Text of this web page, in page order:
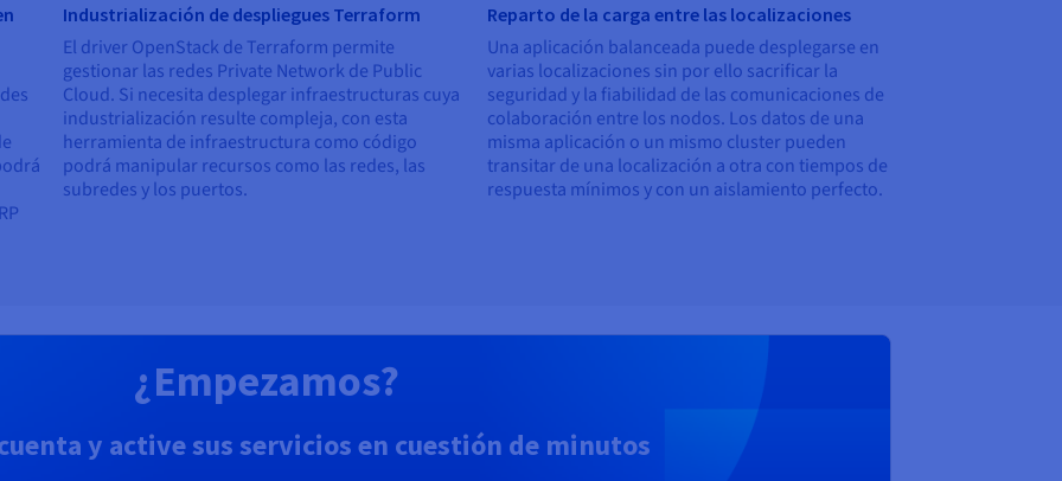
Industrialización de despliegues Terraform
El driver OpenStack de Terraform permite
gestionar las redes Private Network de Public
Cloud. Si necesita desplegar infraestructuras cuya
industrialización resulte compleja, con esta
herramienta de infraestructura como código
podrá manipular recursos como las redes, las
subredes y los puertos.
Reparto de la carga entre las localizaciones
Una aplicación balanceada puede desplegarse en
varias localizaciones sin por ello sacrificar la
seguridad y la fiabilidad de las comunicaciones de
colaboración entre los nodos. Los datos de una
misma aplicación o un mismo cluster pueden
transitar de una localización a otra con tiempos de
respuesta mínimos y con un aislamiento perfecto.
¿Empezamos?
y active sus servicios en cuestión de minutos